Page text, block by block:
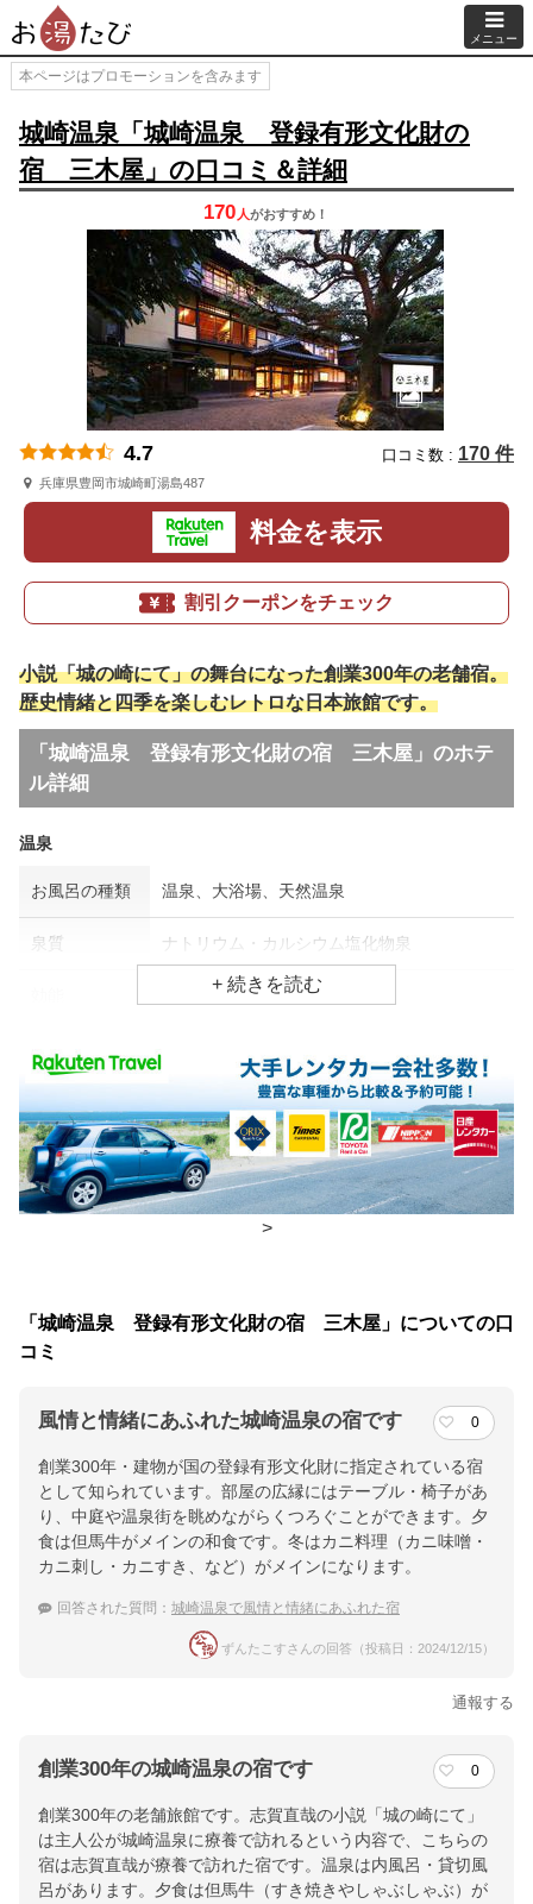
メニュー
本ページはプロモーションを含みます
城崎温泉「城崎温泉 登録有形文化財の
宿 三木屋」の口コミ＆詳細
170 人がおすすめ！
4.7 口コミ数 : 170 件
兵庫県豊岡市城崎町湯島487
料金を表示
割引クーポンをチェック
小説「城の崎にて」の舞台になった創業300年の老舗宿。
歴史情緒と四季を楽しむレトロな日本旅館です。
「城崎温泉 登録有形文化財の宿 三木屋」のホテ
ル詳細
温泉
お風呂の種類 温泉、大浴場、天然温泉
泉質 ナトリウム・カルシウム塩化物泉
打ち身、肩凝り、腰痛
食事場所
朝食 食事処
夕食 食事処
チェックイン・チェックアウト時間
チェックアウ
ト
11:00
交通アクセス
提供：楽天トラベル
楽天トラベルで
ホテル詳細を詳しく見る
>
「城崎温泉 登録有形文化財の宿 三木屋」についての口
コミ
風情と情緒にあふれた城崎温泉の宿です 0
創業300年・建物が国の登録有形文化財に指定されている宿
として知られています。部屋の広縁にはテーブル・椅子があ
り、中庭や温泉街を眺めながらくつろぐことができます。夕
食は但馬牛がメインの和食です。冬はカニ料理（カニ味噌・
カニ刺し・カニすき、など）がメインになります。
回答された質問： 城崎温泉で風情と情緒にあふれた宿
ずんたこすさんの回答（投稿日：2024/12/15）
通報する
創業300年の城崎温泉の宿です 0
創業300年の老舗旅館です。志賀直哉の小説「城の崎にて」
は主人公が城崎温泉に療養で訪れるという内容で、こちらの
宿は志賀直哉が療養で訪れた宿です。温泉は内風呂・貸切風
呂があります。夕食は但馬牛（すき焼きやしゃぶしゃぶ）が